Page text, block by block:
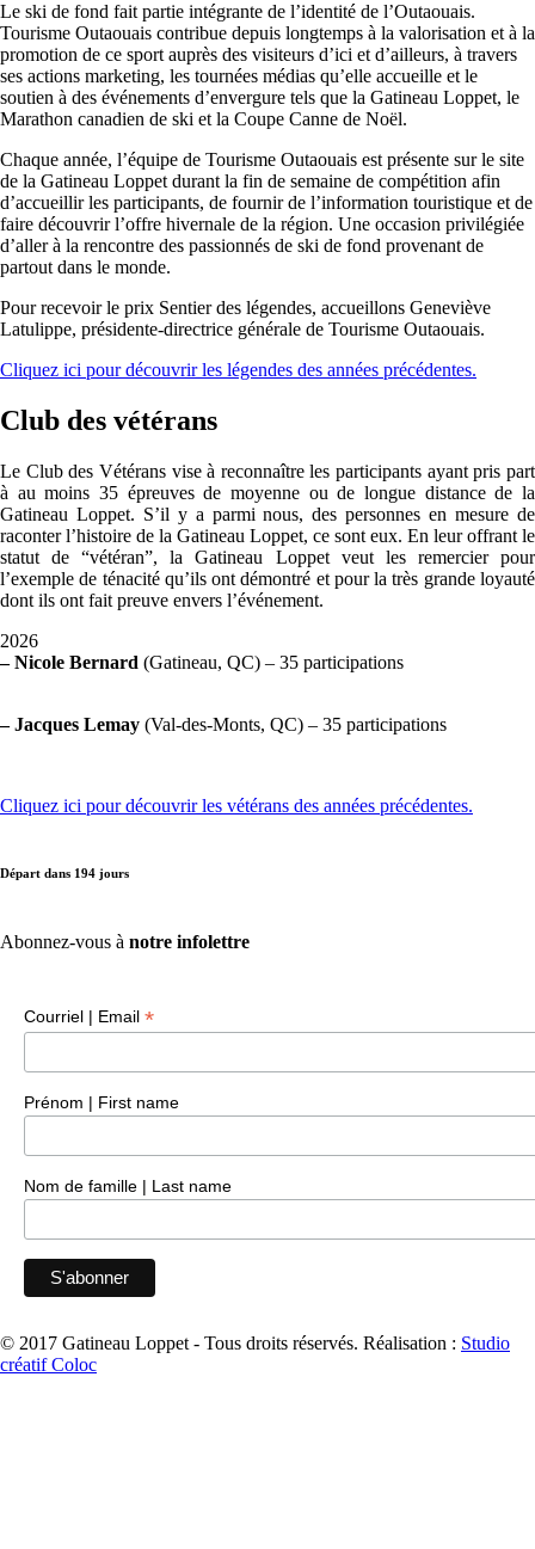
Le ski de fond fait partie intégrante de l’identité de l’Outaouais.
Tourisme Outaouais contribue depuis longtemps à la valorisation et à la
promotion de ce sport auprès des visiteurs d’ici et d’ailleurs, à travers
ses actions marketing, les tournées médias qu’elle accueille et le
soutien à des événements d’envergure tels que la Gatineau Loppet, le
Marathon canadien de ski et la Coupe Canne de Noël.
Chaque année, l’équipe de Tourisme Outaouais est présente sur le site
de la Gatineau Loppet durant la fin de semaine de compétition afin
d’accueillir les participants, de fournir de l’information touristique et de
faire découvrir l’offre hivernale de la région. Une occasion privilégiée
d’aller à la rencontre des passionnés de ski de fond provenant de
partout dans le monde.
Pour recevoir le prix Sentier des légendes, accueillons Geneviève
Latulippe, présidente-directrice générale de Tourisme Outaouais.
Cliquez ici pour découvrir les légendes des années précédentes.
Club des vétérans
Le Club des Vétérans vise à reconnaître les participants ayant pris part
à au moins 35 épreuves de moyenne ou de longue distance de la
Gatineau Loppet. S’il y a parmi nous, des personnes en mesure de
raconter l’histoire de la Gatineau Loppet, ce sont eux. En leur offrant le
statut de “vétéran”, la Gatineau Loppet veut les remercier pour
l’exemple de ténacité qu’ils ont démontré et pour la très grande loyauté
dont ils ont fait preuve envers l’événement.
2026
– Nicole Bernard (Gatineau, QC) – 35 participations
– Jacques Lemay (Val-des-Monts, QC) – 35 participations
Cliquez ici pour découvrir les vétérans des années précédentes.
Départ dans 194 jours
Abonnez-vous à notre infolettre
Courriel | Email *
Prénom | First name
Nom de famille | Last name
© 2017 Gatineau Loppet - Tous droits réservés. Réalisation : Studio
créatif Coloc